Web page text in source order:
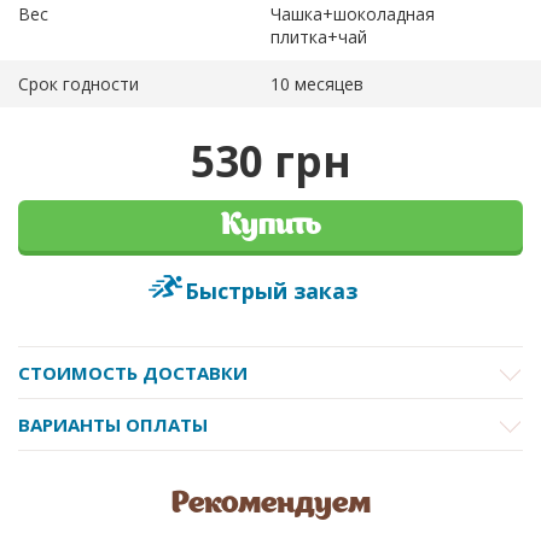
Вес
Чашка+шоколадная
плитка+чай
Срок годности 10 месяцев
530 грн
Купить
Быстрый заказ
СТОИМОСТЬ ДОСТАВКИ
ВАРИАНТЫ ОПЛАТЫ
Рекомендуем